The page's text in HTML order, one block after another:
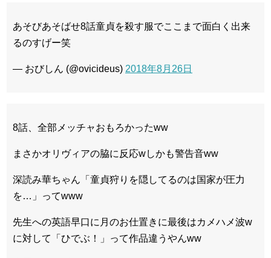
あそびあそばせ8話童貞を殺す服でここまで面白く出来
るのすげー笑
— おびしん (@ovicideus) 2018年8月26日
8話、全部メッチャおもろかったww
まさかオリヴィアの脇に反応wしかも警告音ww
深読み華ちゃん「童貞狩りを隠してるのは国家が圧力
を…」ってwww
先生への英語早口に月のお仕置きに最後はカメハメ波w
に対して「ひでぶ！」って作品違うやんww